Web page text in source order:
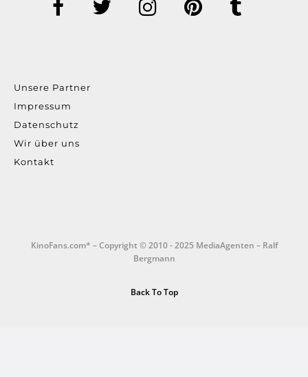
Unsere Partner
Impressum
Datenschutz
Wir über uns
Kontakt
KinoFans.com* – Copyright © 2010 - 2025 MediaAgenten – Ralf
Bergmann
Back To Top